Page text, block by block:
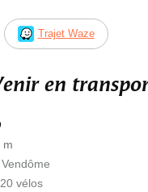
Trajet Waze
en
m
vélos